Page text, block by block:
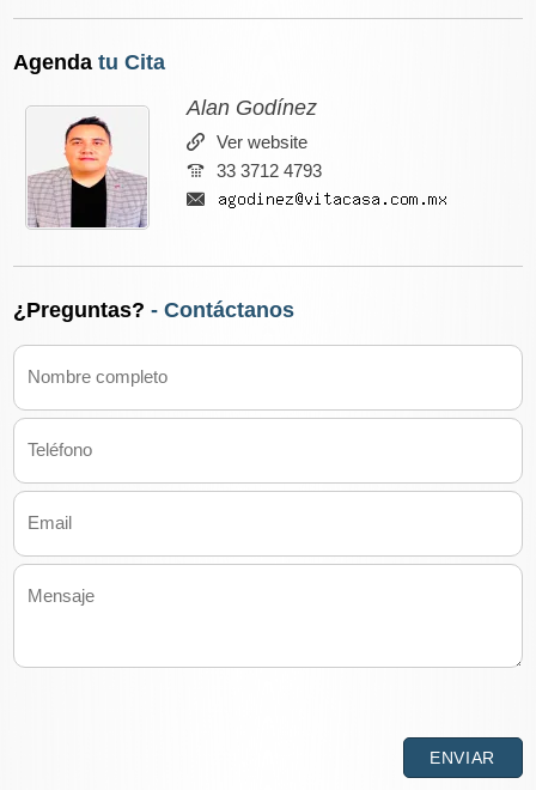
Agenda tu Cita
Alan Godínez
Ver website
33 3712 4793
¿Preguntas? - Contáctanos